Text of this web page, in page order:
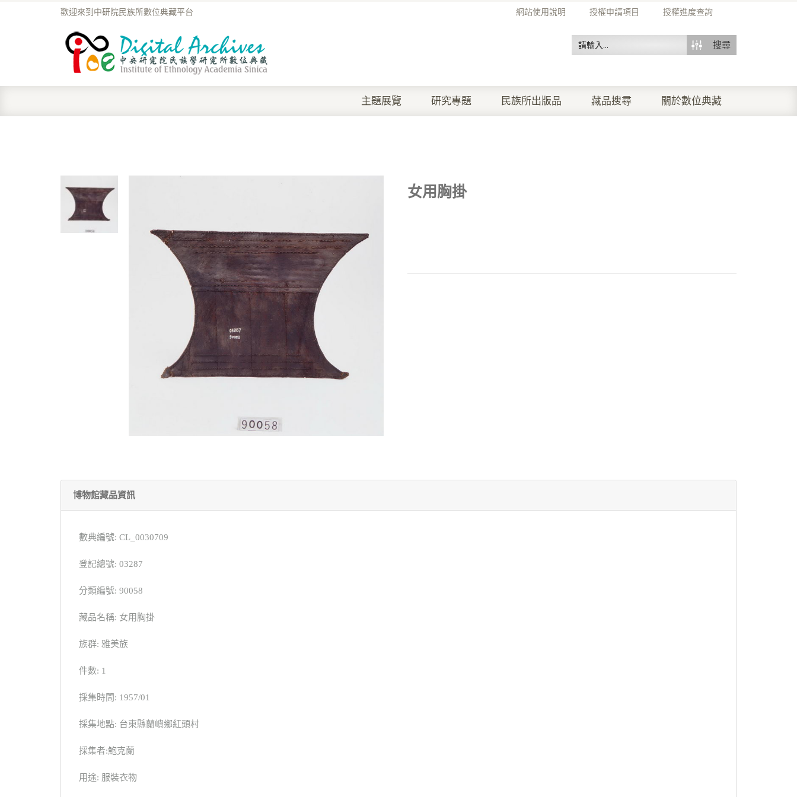
網站使用說明 授權申請項目 授權進度查詢
歡迎來到中研院民族所數位典藏平台
搜尋
主題展覽 研究專題 民族所出版品 藏品搜尋 關於數位典藏
女用胸掛
博物館藏品資訊
數典編號: CL_0030709
登記總號: 03287
分類編號: 90058
藏品名稱: 女用胸掛
族群: 雅美族
件數: 1
採集時間: 1957/01
採集地點: 台東縣蘭嶼鄉紅頭村
採集者:鮑克蘭
用途: 服裝衣物